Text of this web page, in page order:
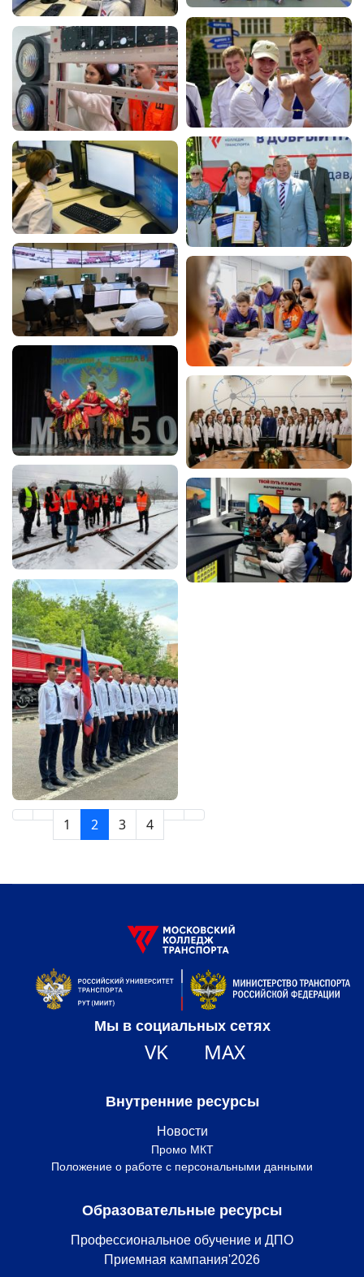
1 2 3 4
Мы в социальных сетях
VK MAX
Внутренние ресурсы
Новости
Промо МКТ
Положение о работе с персональными данными
Образовательные ресурсы
Профессиональное обучение и ДПО
Приемная кампания'2026